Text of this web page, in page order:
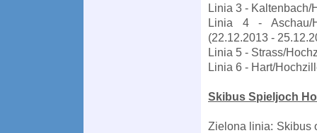
Linia 3 - Kaltenbach/
Linia 4 - Aschau/
(22.12.2013 -
Linia 5 - Strass/
Linia 6 - Hart/
Skibus Spieljoch
Zielona linia: Skibus